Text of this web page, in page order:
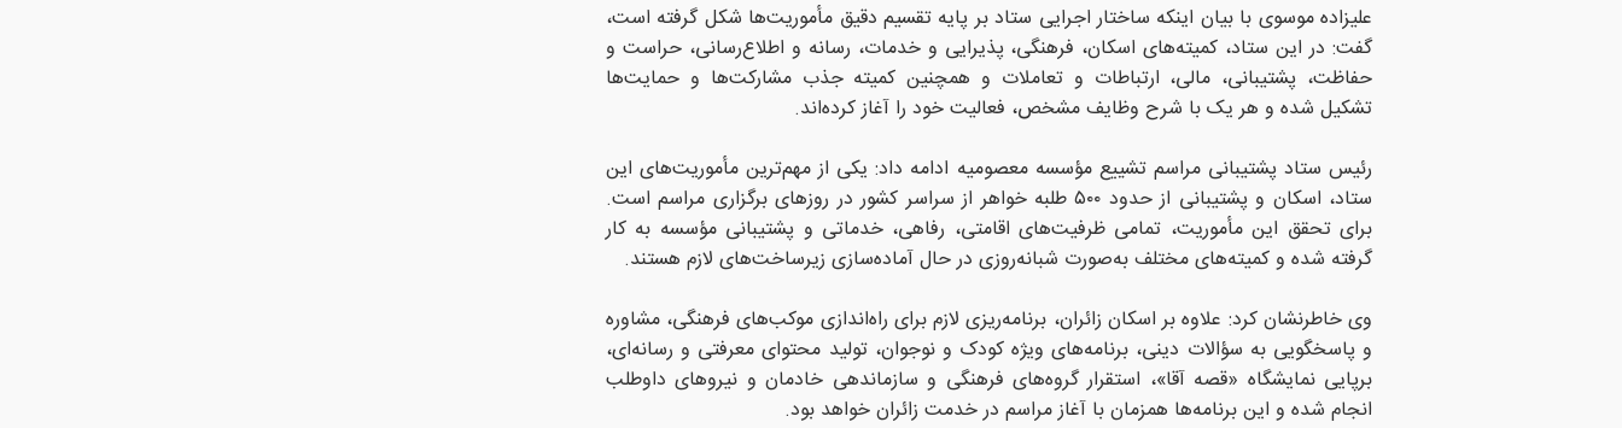
علیزاده موسوی با بیان اینکه ساختار اجرایی ستاد بر پایه تقسیم دقیق مأموریت‌ها شکل گرفته است،
گفت: در این ستاد، کمیته‌های اسکان، فرهنگی، پذیرایی و خدمات، رسانه و اطلاع‌رسانی، حراست و
حفاظت، پشتیبانی، مالی، ارتباطات و تعاملات و همچنین کمیته جذب مشارکت‌ها و حمایت‌ها
تشکیل شده و هر یک با شرح وظایف مشخص، فعالیت خود را آغاز کرده‌اند.
رئیس ستاد پشتیبانی مراسم تشییع مؤسسه معصومیه ادامه داد: یکی از مهم‌ترین مأموریت‌های این
ستاد، اسکان و پشتیبانی از حدود ۵۰۰ طلبه خواهر از سراسر کشور در روزهای برگزاری مراسم است.
برای تحقق این مأموریت، تمامی ظرفیت‌های اقامتی، رفاهی، خدماتی و پشتیبانی مؤسسه به کار
گرفته شده و کمیته‌های مختلف به‌صورت شبانه‌روزی در حال آماده‌سازی زیرساخت‌های لازم هستند.
وی خاطرنشان کرد: علاوه بر اسکان زائران، برنامه‌ریزی لازم برای راه‌اندازی موکب‌های فرهنگی، مشاوره
و پاسخگویی به سؤالات دینی، برنامه‌های ویژه کودک و نوجوان، تولید محتوای معرفتی و رسانه‌ای،
برپایی نمایشگاه «قصه آقا»، استقرار گروه‌های فرهنگی و سازماندهی خادمان و نیروهای داوطلب
انجام شده و این برنامه‌ها همزمان با آغاز مراسم در خدمت زائران خواهد بود.